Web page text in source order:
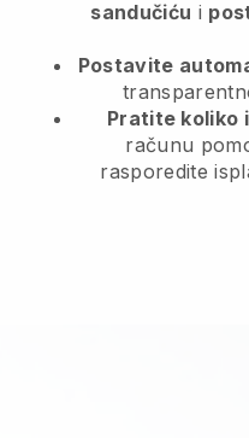
sandučiću i
Postavite
Pratite koliko
računu
rasporedite